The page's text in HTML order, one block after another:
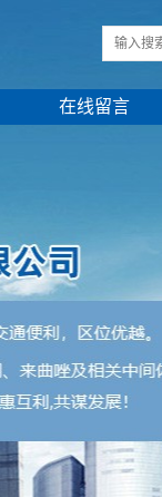
在线留言